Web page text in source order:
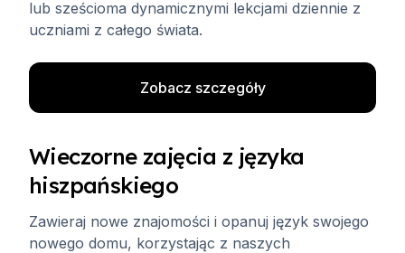
lub sześcioma dynamicznymi lekcjami dziennie z
uczniami z całego świata.
Zobacz szczegóły
Wieczorne zajęcia z języka
hiszpańskiego
Zawieraj nowe znajomości i opanuj język swojego
nowego domu, korzystając z naszych